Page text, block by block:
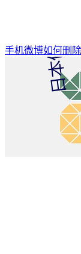
手机微博如何删